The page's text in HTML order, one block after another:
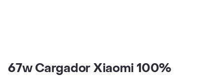
67w Cargador Xiaomi 100%